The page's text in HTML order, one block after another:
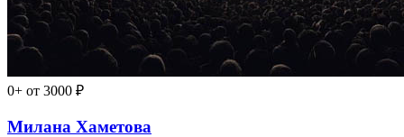
0+ от 3000 ₽
Милана Хаметова